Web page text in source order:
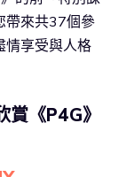
帶來共37個參
情享受與人格
賞《P4G》